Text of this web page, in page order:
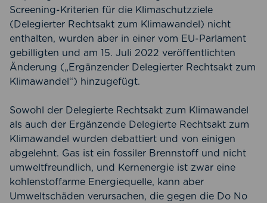
Screening-Kriterien für die Klimaschutzziele
(Delegierter Rechtsakt zum Klimawandel) nicht
enthalten, wurden aber in einer vom EU-Parlament
gebilligten und am 15. Juli 2022 veröffentlichten
Änderung („Ergänzender Delegierter Rechtsakt zum
Klimawandel“) hinzugefügt.
Sowohl der Delegierte Rechtsakt zum Klimawandel
als auch der Ergänzende Delegierte Rechtsakt zum
Klimawandel wurden debattiert und von einigen
abgelehnt. Gas ist ein fossiler Brennstoff und nicht
umweltfreundlich, und Kernenergie ist zwar eine
kohlenstoffarme Energiequelle, kann aber
Umweltschäden verursachen, die gegen die Do No